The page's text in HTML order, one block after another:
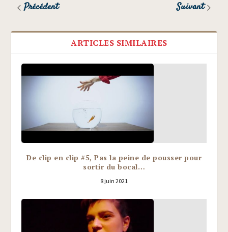
Précédent Suivant
ARTICLES SIMILAIRES
De clip en clip #5, Pas la peine de pousser pour
sortir du bocal…
8 juin 2021